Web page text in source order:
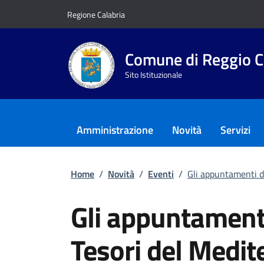
Regione Calabria
Comune di Reggio
Sito Istituzionale
Amministrazione Novità Servizi
Home / Novità / Eventi / Gli appuntamenti
Gli
Tesori del